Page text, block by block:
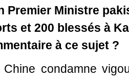
Premier Ministre
et 200 blessés à
à ce sujet ?
Chine condamne